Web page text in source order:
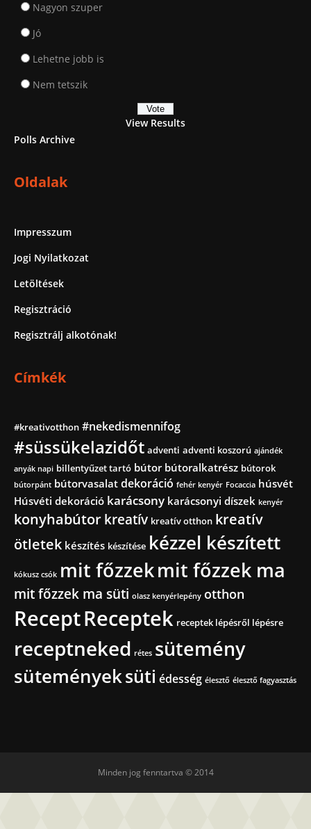
Nagyon szuper
Jó
Lehetne jobb is
Nem tetszik
View Results
Polls Archive
Oldalak
Impresszum
Jogi Nyilatkozat
Letöltések
Regisztráció
Regisztrálj alkotónak!
Címkék
#kreativotthon #nekedismennifog
#süssükelazidőt adventi adventi koszorú ajándék
anyák napi billentyűzet tartó bútor bútoralkatrész bútorok
bútorpánt bútorvasalat dekoráció fehér kenyér Focaccia húsvét
Húsvéti dekoráció karácsony karácsonyi díszek kenyér
konyhabútorkreatív kreatív otthon kreatív
ötletek készítés készítése kézzel készített
kókusz csók mit főzzekmit főzzek ma
mit főzzek ma süti olasz kenyérlepény otthon
ReceptReceptek receptek lépésről lépésre
receptneked rétes sütemény
süteményeksüti édesség élesztő élesztő fagyasztás
Minden jog fenntartva © 2014